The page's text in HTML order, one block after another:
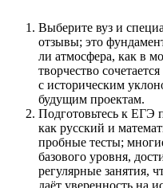
Выберите вуз и
отзывы; это
ли атмосфера, как в
творчество
с историческим
будущим проектам.
Подготовьтесь к ЕГЭ
как русский и
пробные тесты;
базового уровня,
регулярные занятия,
даёт уверенность на